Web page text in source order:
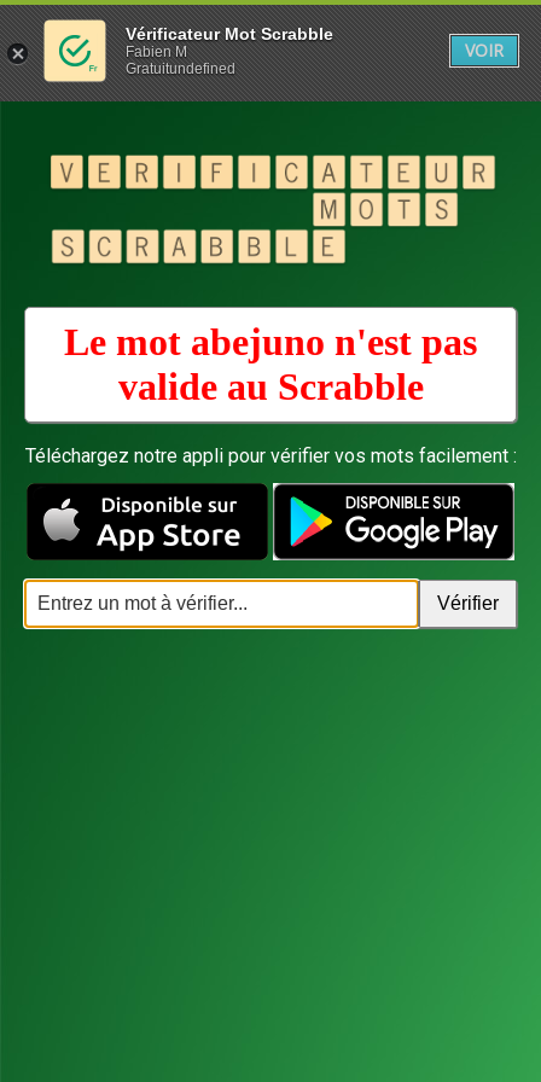
Le mot abejuno n'est pas
valide au Scrabble
Téléchargez notre appli pour vérifier vos mots facilement :
Vérificateur Mot Scrabble
Fabien M
Gratuitundefined
VOIR